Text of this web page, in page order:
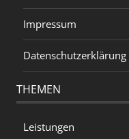
Impressum
Datenschutzerklärung
THEMEN
Leistungen